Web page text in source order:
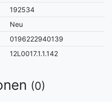
192534
Neu
0196222940139
12L0017.1.1.142
(0)